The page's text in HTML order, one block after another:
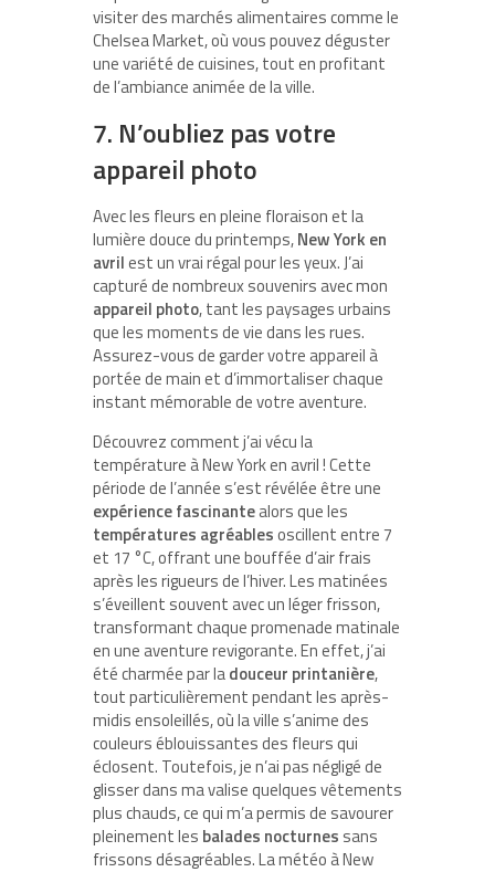
visiter des marchés alimentaires comme le
Chelsea Market, où vous pouvez déguster
une variété de cuisines, tout en profitant
de l’ambiance animée de la ville.
7. N’oubliez pas votre
appareil photo
Avec les fleurs en pleine floraison et la
lumière douce du printemps,New York en
avrilest un vrai régal pour les yeux. J’ai
capturé de nombreux souvenirs avec mon
appareil photo, tant les paysages urbains
que les moments de vie dans les rues.
Assurez-vous de garder votre appareil à
portée de main et d’immortaliser chaque
instant mémorable de votre aventure.
Découvrez comment j’ai vécu la
température à New York en avril ! Cette
période de l’année s’est révélée être une
expérience fascinantealors que les
températures agréablesoscillent entre 7
et 17 °C, offrant une bouffée d’air frais
après les rigueurs de l’hiver. Les matinées
s’éveillent souvent avec un léger frisson,
transformant chaque promenade matinale
en une aventure revigorante. En effet, j’ai
été charmée par ladouceur printanière,
tout particulièrement pendant les après-
midis ensoleillés, où la ville s’anime des
couleurs éblouissantes des fleurs qui
éclosent. Toutefois, je n’ai pas négligé de
glisser dans ma valise quelques vêtements
plus chauds, ce qui m’a permis de savourer
pleinement les balades nocturnes sans
frissons désagréables. La météo à New